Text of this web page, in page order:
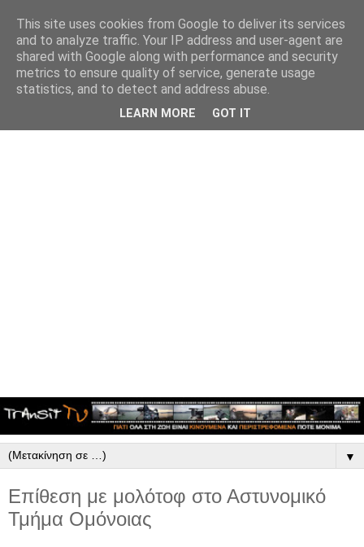
▼
Επίθεση με μολότοφ στο Αστυνομικό
Τμήμα Ομόνοιας
This site uses cookies from Google to deliver its services
and to analyze traffic. Your IP address and user-agent are
shared with Google along with performance and security
metrics to ensure quality of service, generate usage
statistics, and to detect and address abuse.
LEARN MORE GOT IT